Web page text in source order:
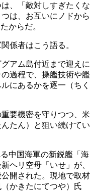
、「敵対しすぎたくな
は、お互いにノドから
からだ。
係者はこう語る。
アム島付近まで迎えに
過程で、操艦技術や艦
にあるかを逐一（ちく
要機密を守りつつ、米
たん）と狙い続けてい
中国海軍の新鋭艦「海
ヘリ空母「いせ」が、
開された。現地で取材
かきたにてつや）氏